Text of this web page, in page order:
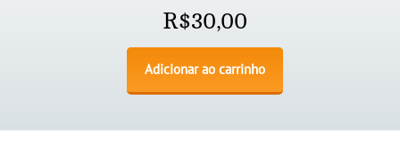
R$30,00
Adicionar ao carrinho